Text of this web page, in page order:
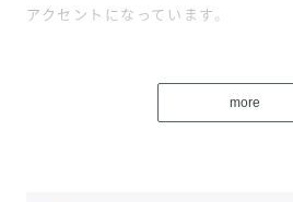
アクセントになっています。
more